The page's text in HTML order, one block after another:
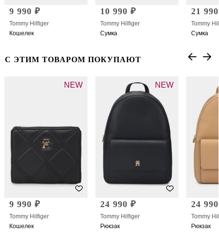
9 990 ₽
Tommy Hilfiger
Кошелек
10 990 ₽
Tommy Hilfiger
Сумка
21
Tommy
Сумка
С ЭТИМ ТОВАРОМ ПОКУПАЮТ
NEW
9 990 ₽
Tommy Hilfiger
Кошелек
NEW
24 990 ₽
Tommy Hilfiger
Рюкзак
24
Tommy
Рюкзак